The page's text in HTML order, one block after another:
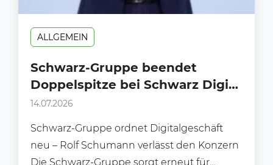
ALLGEMEIN
Schwarz-Gruppe beendet
Doppelspitze bei Schwarz Digits
– Was steckt hinter dem
Führungswechsel?
14.07.2026
Schwarz-Gruppe ordnet Digitalgeschäft
neu – Rolf Schumann verlässt den Konzern
Die Schwarz-Gruppe sorgt erneut für